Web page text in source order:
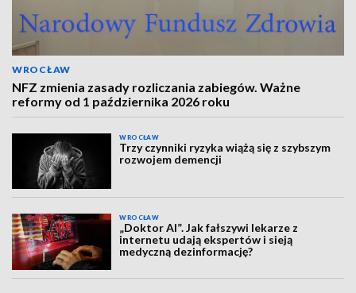
WROCŁAW
NFZ zmienia zasady rozliczania zabiegów. Ważne
reformy od 1 października 2026 roku
WROCŁAW
Trzy czynniki ryzyka wiążą się z szybszym
rozwojem demencji
WROCŁAW
„Doktor AI”. Jak fałszywi lekarze z
internetu udają ekspertów i sieją
medyczną dezinformację?